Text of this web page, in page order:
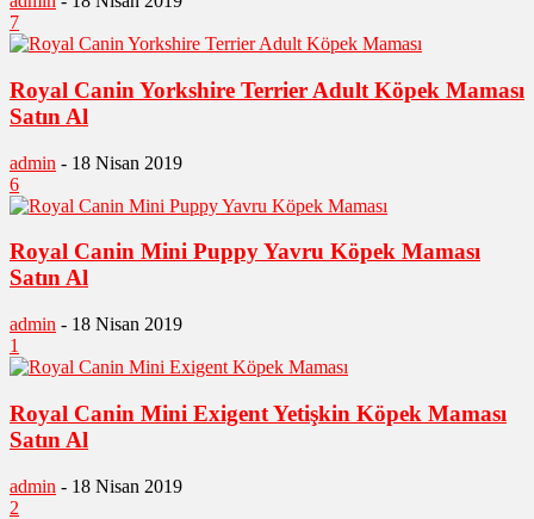
7
Royal Canin Yorkshire Terrier Adult Köpek Maması
Satın Al
admin - 18 Nisan 2019
6
Royal Canin Mini Puppy Yavru Köpek Maması
Satın Al
admin - 18 Nisan 2019
1
Royal Canin Mini Exigent Yetişkin Köpek Maması
Satın Al
admin - 18 Nisan 2019
2